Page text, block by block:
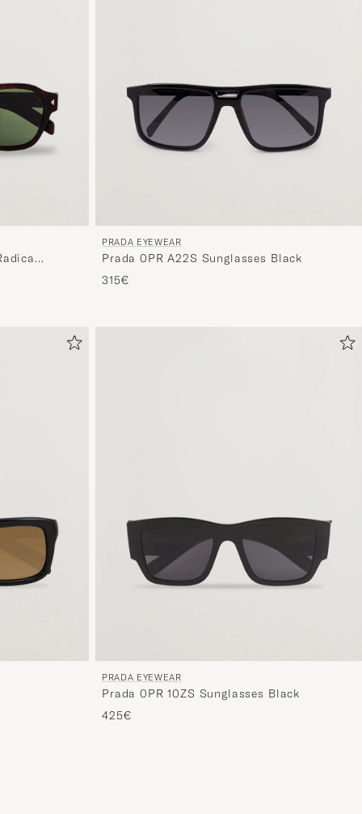
PRADA EYEWEAR
Prada 0PR A22S Sunglasses Black
315€
PRADA EYEWEAR
Prada 0PR 10ZS Sunglasses Black
425€